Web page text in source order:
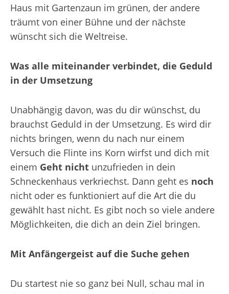
Haus mit Gartenzaun im grünen, der andere
träumt von einer Bühne und der nächste
wünscht sich die Weltreise.
Was alle miteinander verbindet, die Geduld
in der Umsetzung
Unabhängig davon, was du dir wünschst, du
brauchst Geduld in der Umsetzung. Es wird dir
nichts bringen, wenn du nach nur einem
Versuch die Flinte ins Korn wirfst und dich mit
einem Geht nicht unzufrieden in dein
Schneckenhaus verkriechst. Dann geht es noch
nicht oder es funktioniert auf die Art die du
gewählt hast nicht. Es gibt noch so viele andere
Möglichkeiten, die dich an dein Ziel bringen.
Mit Anfängergeist auf die Suche gehen
Du startest nie so ganz bei Null, schau mal in